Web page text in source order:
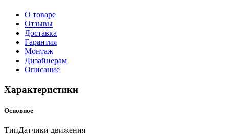
О товаре
Отзывы
Доставка
Гарантия
Монтаж
Дизайнерам
Описание
Характеристики
Основное
ТипДатчики движения